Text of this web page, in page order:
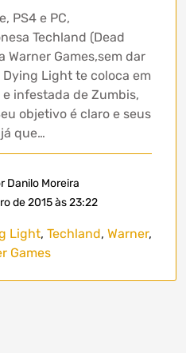
PS4 e PC,
Techland (Dead
Warner Games,sem dar
Light te coloca em
infestada de Zumbis,
objetivo é claro e seus
que…
Danilo Moreira
de 2015 às 23:22
Light, Techland, Warner,
Games